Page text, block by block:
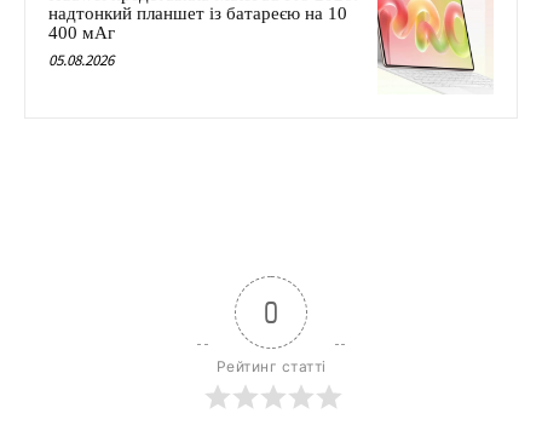
надтонкий планшет із батареєю на 10
400 мАг
05.08.2026
0
Рейтинг статті